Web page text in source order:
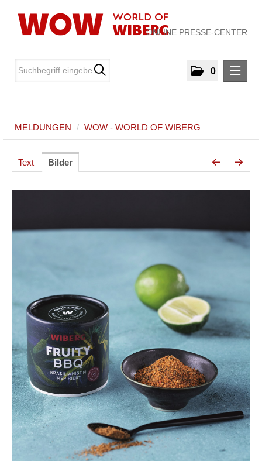
ONLINE PRESSE-CENTER
0
WOW - World of WIBERG
MEDIA
ÜBER UNS
MELDUNGEN / WOW - WORLD OF WIBERG
Text Bilder